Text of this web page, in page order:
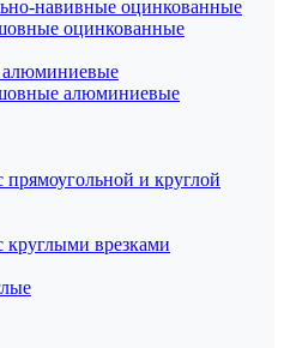
навивные оцинкованные
оцинкованные
алюминиевые
алюминиевые
и круглой
круглыми врезками